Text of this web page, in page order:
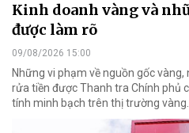
Kinh doanh vàng và
được làm rõ
09/08/2026 15:00
Những vi phạm về nguồn gốc
rửa tiền được Thanh tra Chính phủ
tính minh bạch trên thị trường vàng.